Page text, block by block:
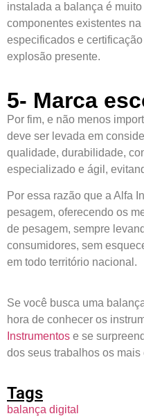
instalada a balança é
componentes existentes
especificados e
explosão presente.
5- Marca
Por fim, e não menos
deve ser levada em
qualidade, durabilidade,
especializado e ágil,
Por essa razão que a Alfa
pesagem, oferecendo os
de pesagem, sempre
consumidores, sem
em todo território nacional.
Se você busca uma
hora de conhecer os
Instrumentos e se
dos seus trabalhos os
Tags
balança digital